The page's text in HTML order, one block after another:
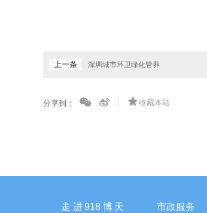
上一条 深圳城市环卫绿化管养
分享到： 收藏本站
走进918博天 市政服务